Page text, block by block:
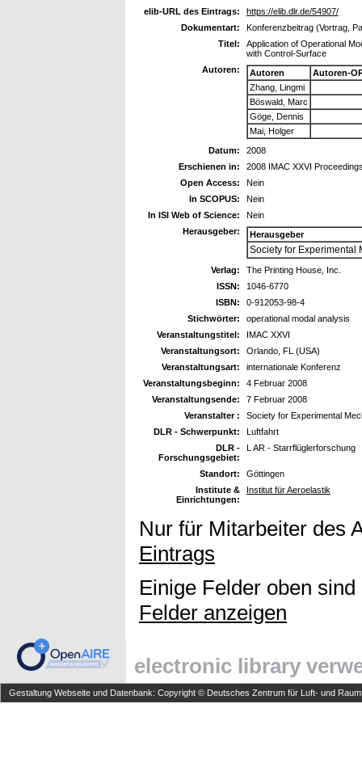
elib-URL des Eintrags:
https://elib.dlr.de/54907/
Dokumentart:
Konferenzbeitrag (Vortrag,
Titel:
Application of Operational
with Control-Surface
Autoren:
Autoren
Autoren-
Zhang, Lingmi
Böswald, Marc
Göge, Dennis
Mai, Holger
Datum:
2008
Erschienen in:
2008 IMAC XXVI
Open Access:
Nein
In SCOPUS:
Nein
In ISI Web of Science:
Nein
Herausgeber:
Herausgeber
Society for Experimental
Verlag:
The Printing House, Inc.
ISSN:
1046-6770
ISBN:
0-912053-98-4
Stichwörter:
operational modal analysis
Veranstaltungstitel:
IMAC XXVI
Veranstaltungsort:
Orlando, FL (USA)
Veranstaltungsart:
internationale Konferenz
Veranstaltungsbeginn:
4 Februar 2008
Veranstaltungsende:
7 Februar 2008
Veranstalter :
Society for Experimental
DLR - Schwerpunkt:
Luftfahrt
DLR -
Forschungsgebiet:
L AR - Starrflüglerforschung
Standort:
Göttingen
Institute &
Einrichtungen:
Institut für Aeroelastik
Nur für Mitarbeiter des
Eintrags
Einige Felder oben
Felder anzeigen
electronic library
Gestaltung Webseite und Datenbank: Copyright © Deutsches Zentrum für Luft- und